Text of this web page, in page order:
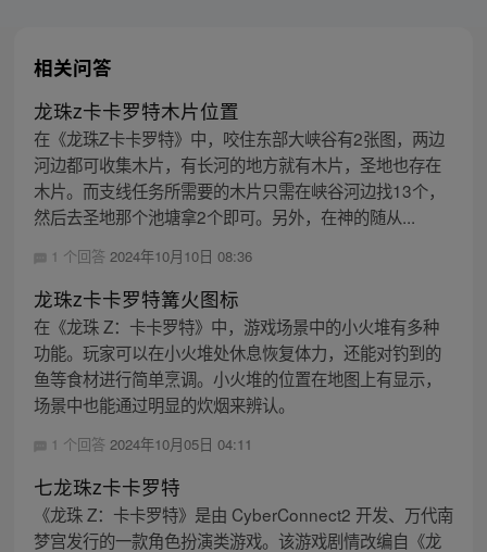
相关问答
龙珠z卡卡罗特木片位置
在《龙珠Z卡卡罗特》中，咬住东部大峡谷有2张图，两边
河边都可收集木片，有长河的地方就有木片，圣地也存在
木片。而支线任务所需要的木片只需在峡谷河边找13个，
然后去圣地那个池塘拿2个即可。另外，在神的随从...
1 个回答 2024年10月10日 08:36
龙珠z卡卡罗特篝火图标
在《龙珠 Z：卡卡罗特》中，游戏场景中的小火堆有多种
功能。玩家可以在小火堆处休息恢复体力，还能对钓到的
鱼等食材进行简单烹调。小火堆的位置在地图上有显示，
场景中也能通过明显的炊烟来辨认。
1 个回答 2024年10月05日 04:11
七龙珠z卡卡罗特
《龙珠 Z：卡卡罗特》是由 CyberConnect2 开发、万代南
梦宫发行的一款角色扮演类游戏。该游戏剧情改编自《龙